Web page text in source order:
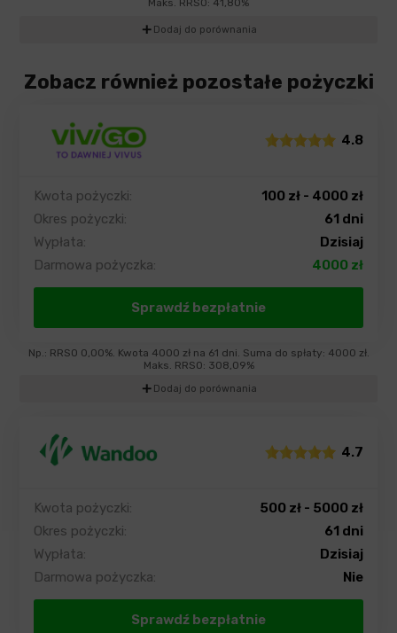
Maks. RRSO: 41,80%
add Dodaj do porównania
Zobacz również pozostałe pożyczki
4.8
Kwota pożyczki:
100 zł - 4000 zł
Okres pożyczki:
61 dni
Wypłata:
Dzisiaj
Darmowa pożyczka:
4000 zł
Sprawdź bezpłatnie
Np.: RRSO 0,00%. Kwota 4000 zł na 61 dni. Suma do spłaty: 4000 zł.
Maks. RRSO: 308,09%
add Dodaj do porównania
4.7
Kwota pożyczki:
500 zł - 5000 zł
Okres pożyczki:
61 dni
Wypłata:
Dzisiaj
Darmowa pożyczka:
Nie
Sprawdź bezpłatnie